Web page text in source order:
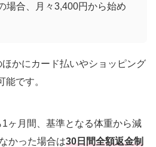
場合、月々3,400円から始め
かにカード払いやショッピング
能です。
1ヶ月間、基準となる体重から減
かった場合は30日間全額返金制